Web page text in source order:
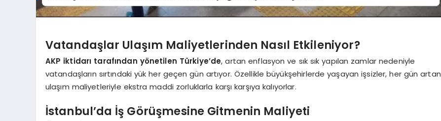
Vatandaşlar Ulaşım Maliyetlerinden Nasıl Etkileniyor?
AKP iktidarı tarafından yönetilen Türkiye’de, artan enflasyon ve sık sık yapılan zamlar nedeniyle
vatandaşların sırtındaki yük her geçen gün artıyor. Özellikle büyükşehirlerde yaşayan işsizler, her gün artan
ulaşım maliyetleriyle ekstra maddi zorluklarla karşı karşıya kalıyorlar.
İstanbul’da İş Görüşmesine Gitmenin Maliyeti